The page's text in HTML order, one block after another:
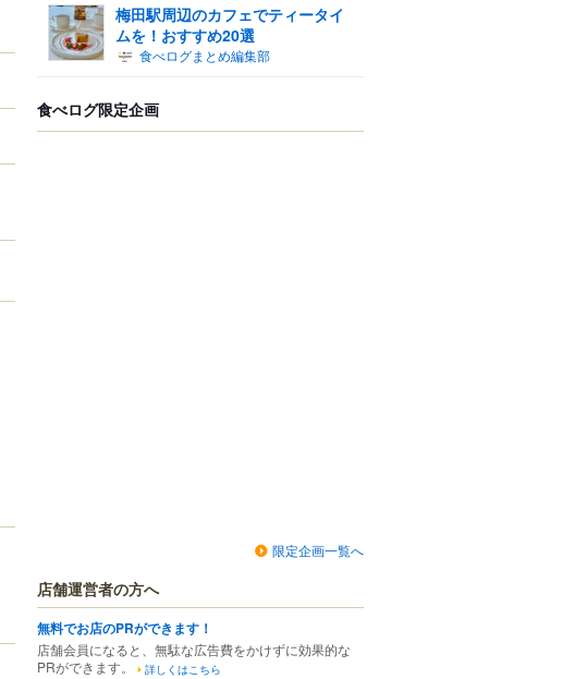
梅田駅周辺のカフェでティータイ
ムを！おすすめ20選
食べログまとめ編集部
食べログ限定企画
限定企画一覧へ
店舗運営者の方へ
無料でお店のPRができます！
店舗会員になると、無駄な広告費をかけずに効果的な
PRができます。
詳しくはこちら